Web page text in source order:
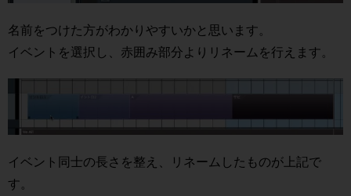
名前をつけた方がわかりやすいかと思います。
イベントを選択し、赤囲み部分よりリネームを行えます。
イベント同士の長さを整え、リネームしたものが上記で
す。